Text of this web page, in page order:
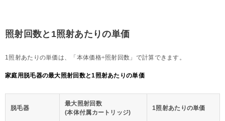
照射回数と1照射あたりの単価
1照射あたりの単価は、「本体価格÷照射回数」で計算できます。
家庭用脱毛器の最大照射回数と1照射あたりの単価
脱毛器
最大照射回数
(本体付属カートリッジ)
1照射あたりの単価